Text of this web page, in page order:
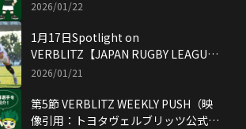
YouTubeチャンネル）
2026/01/22
1月17日Spotlight on
VERBLITZ【JAPAN RUGBY LEAGUE
ONE】映像引用：トヨタヴェルブリッ
2026/01/21
第5節 VERBLITZ WEEKLY PUSH（映
像引用：トヨタヴェルブリッツ公式